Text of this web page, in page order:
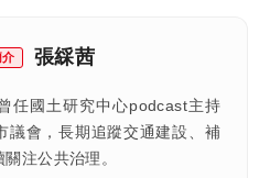
介 張綵茜
任國土研究中心podcast主持
議會，長期追蹤交通建設、補
注公共治理。